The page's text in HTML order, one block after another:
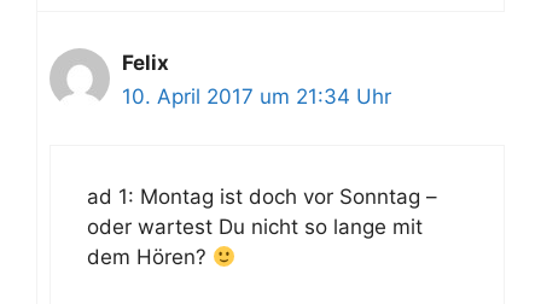
Felix
10. April 2017 um 21:34 Uhr
ad 1: Montag ist doch vor Sonntag –
oder wartest Du nicht so lange mit
dem Hören?